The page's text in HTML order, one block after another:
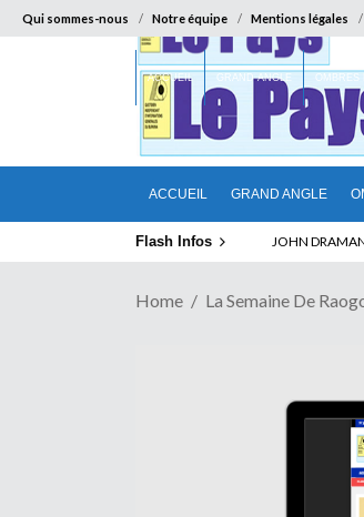
Qui sommes-nous Notre équipe Mentions légales
ACCUEIL GRAND ANGLE
ACCUEIL GRAND ANGLE OMBRES
Flash Infos ELECTION DE
Home La Semaine De